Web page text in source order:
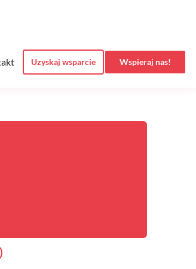
Uzyskaj wsparcie Wspieraj nas!